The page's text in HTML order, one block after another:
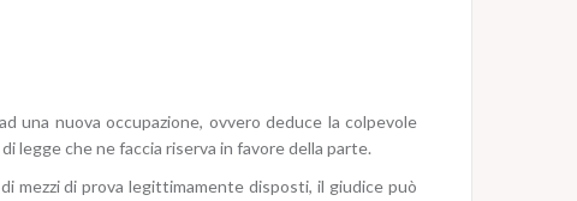
una nuova occupazione, ovvero deduce la colpevole
legge che ne faccia riserva in favore della parte.
mezzi di prova legittimamente disposti, il giudice può